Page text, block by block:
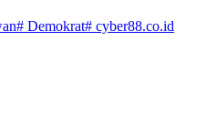
# Demokrat# cyber88.co.id